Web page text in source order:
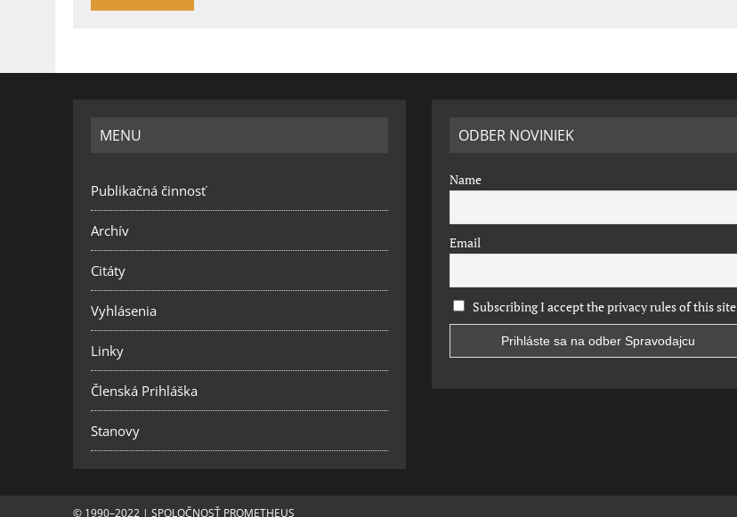
MENU
Publikačná činnosť
Archív
Citáty
Vyhlásenia
Linky
Členská Prihláška
Stanovy
ODBER NOVINIEK
Name
Email
Subscribing I accept the privacy rules of this site
© 1990–2022 | SPOLOČNOSŤ PROMETHEUS